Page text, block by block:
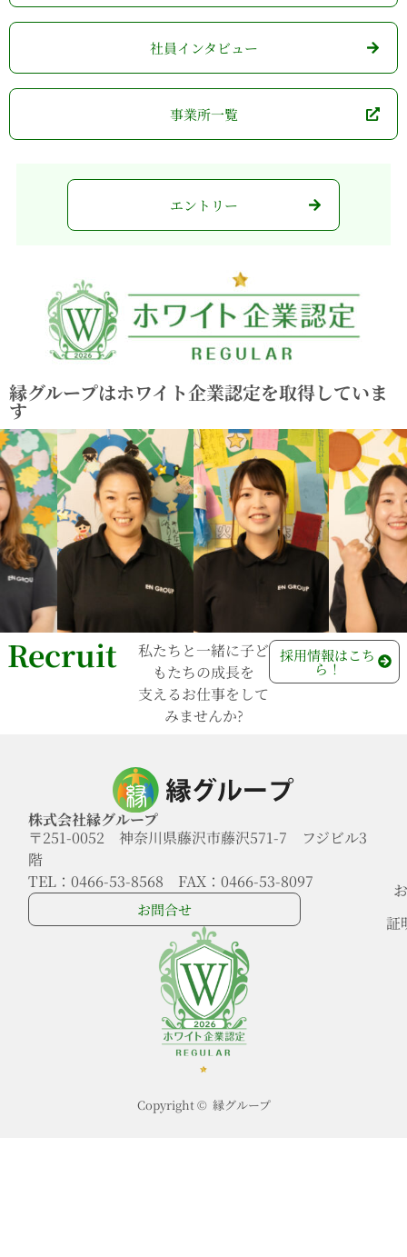
⁩社員インタビュー
事業所一覧
エントリー
縁グループはホワイト企業認定を取得していま
す
Recruit
私たちと一緒に子ど
もたちの成長を
支えるお仕事をして
みませんか?
⁩採用情報⁩はこち
ら！
株式会社縁グループ
〒251-0052 神奈川県藤沢市藤沢571-7 フジビル3
階
TEL：0466-53-8568 FAX：0466-53-8097
お問合せ
証
Copyright © 縁グループ